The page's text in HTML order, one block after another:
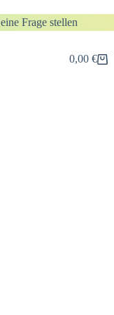
eine Frage stellen
0,00 €